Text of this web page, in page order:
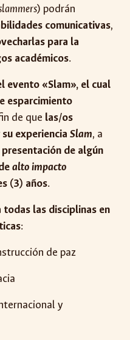
) podrán
comunicativas,
para la
académicos.
evento «Slam», el cual
esparcimiento
de que las/os
experienciaSlam, a
de algún
alto impacto
(3) años.
todas las disciplinas en
:
de paz
y